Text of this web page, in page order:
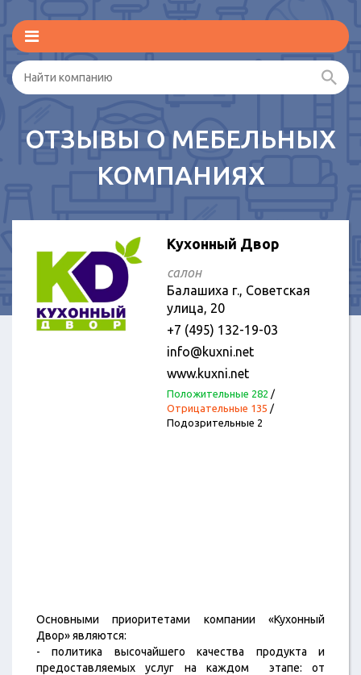
ОТЗЫВЫ О МЕБЕЛЬНЫХ
КОМПАНИЯХ
Кухонный Двор
салон
Балашиха г., Советская
улица, 20
+7 (495) 132-19-03
info@kuxni.net
www.kuxni.net
Положительные 282 /
Отрицательные 135 /
Подозрительные 2
Основными приоритетами компании «Кухонный
Двор» являются:
- политика высочайшего качества продукта и
предоставляемых услуг на каждом этапе: от